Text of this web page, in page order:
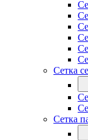
Сетка
Сетка